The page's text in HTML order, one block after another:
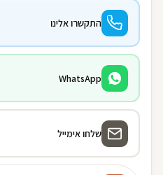
התקשרו אלינו
WhatsApp
שלחו אימייל